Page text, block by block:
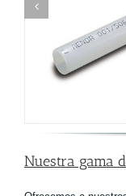
Nuestra gama